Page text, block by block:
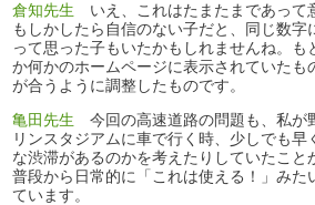
倉知先生 いえ、これはたまたまであって
もしかしたら自信のない子だと、同じ数字
って思った子もいたかもしれませんね。も
か何かのホームページに表示されていたも
が合うように調整したものです。
亀田先生今回の高速道路の問題も、私が
リンスタジアムに車で行く時、少しでも早
な渋滞があるのかを考えたりしていたこと
普段から日常的に「これは使える！」みた
ています。